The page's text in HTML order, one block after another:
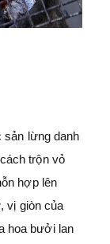
lừng danh
trộn vỏ
hợp lên
vị giòn của
hoa bưởi lan